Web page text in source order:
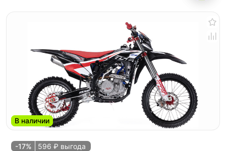
В наличии
-17% 596 ₽ выгода